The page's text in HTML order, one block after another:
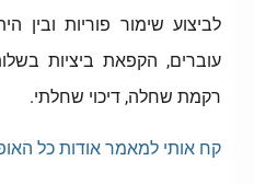
לביצוע שימור פוריות ובין
עוברים, הקפאת ביציות
רקמת שחלה, דיכוי שחלתי.
קח אותי למאמר אודות כל